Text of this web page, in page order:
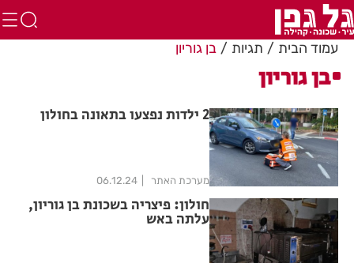
עמוד הבית תגיות בן גוריון
בן גוריון
2 ילדות נפצעו בתאונה בחולון
מערכת האתר 06.12.24
חולון: פיצריה בשכונת בן גוריון,
עלתה באש